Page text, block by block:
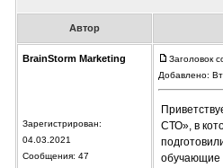
Автор
BrainStorm Marketing
Зарегистрирован:
04.03.2021
Сообщения: 47
Заголовок
Добавлено:
СТО», в
обучающие